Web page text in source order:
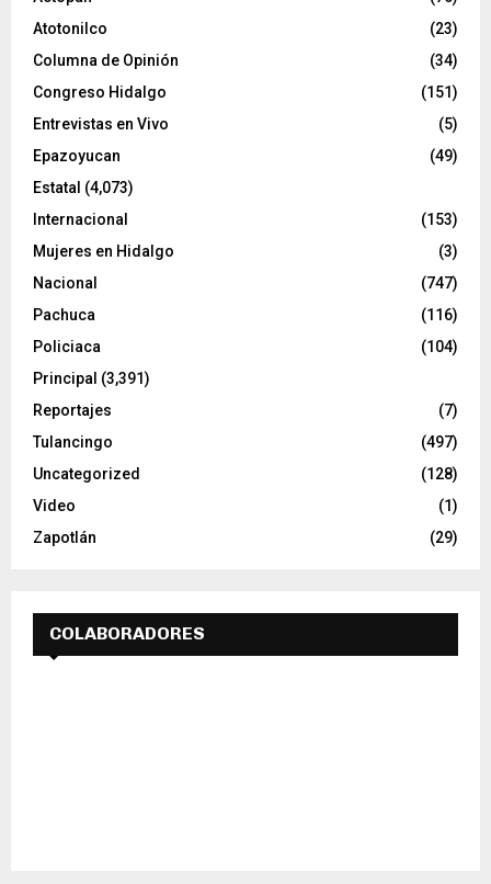
o
Atotonilco
(23)
Columna de Opinión
(34)
Congreso Hidalgo
(151)
Entrevistas en Vivo
(5)
Epazoyucan
(49)
Estatal (4,073)
Internacional
(153)
Mujeres en Hidalgo
(3)
Nacional
(747)
Pachuca
(116)
Policiaca
(104)
Principal (3,391)
Reportajes
(7)
Tulancingo
(497)
Uncategorized
(128)
Video
(1)
Zapotlán
(29)
COLABORADORES